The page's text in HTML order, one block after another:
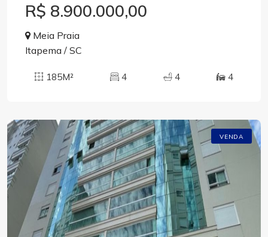
R$ 8.900.000,00
Meia Praia
Itapema / SC
185M² 4 4 4
VENDA